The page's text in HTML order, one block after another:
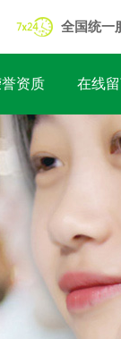
全国统一
资质 在线